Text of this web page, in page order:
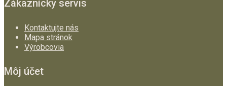
Zákaznícky servis
Kontaktujte nás
Mapa stránok
Výrobcovia
Môj účet